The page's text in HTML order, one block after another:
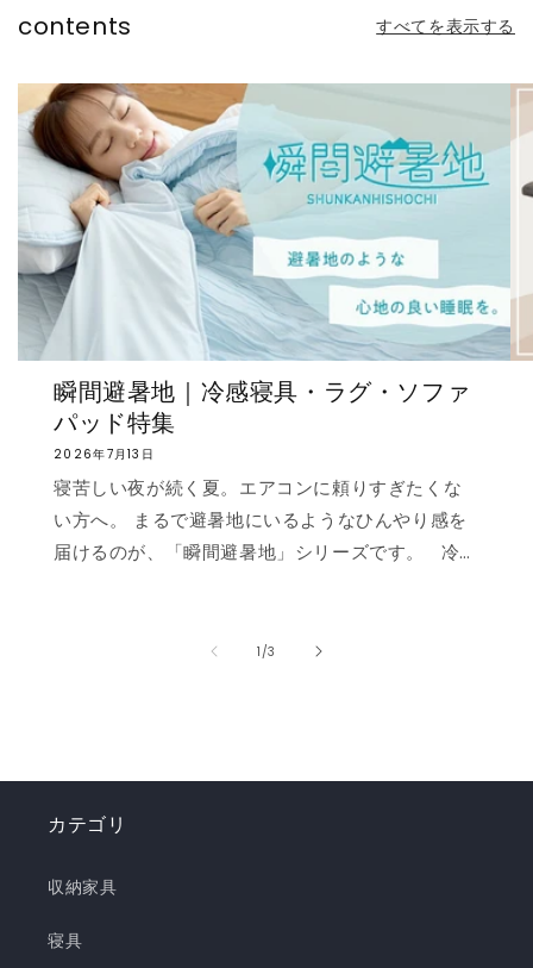
contents すべてを表示する
瞬間避暑地｜冷感寝具・ラグ・ソファ
パッド特集
2026年7月13日
寝苦しい夜が続く夏。エアコンに頼りすぎたくな
い方へ。 まるで避暑地にいるようなひんやり感を
届けるのが、「瞬間避暑地」シリーズです。 冷
うな“ずっと触れていたくなる冷たさ”を実現しま
う！✨ ❄️強冷感リバーシブルケット ❄️強冷感リバ
き枕 ❄️強冷感3層ごろ寝マット ❄️強冷感ソファーパ
ッド ❄️強冷感極厚ラグ 🍃【New!!】通年使えるレ
ケット ・選べる4サイズ(ハーフ/シングル/セミダ
1 /の
3
カテゴリ
収納家具
寝具